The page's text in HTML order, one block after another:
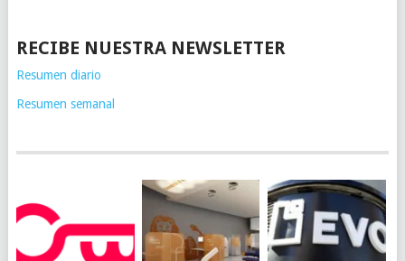
RECIBE NUESTRA NEWSLETTER
Resumen diario
Resumen semanal